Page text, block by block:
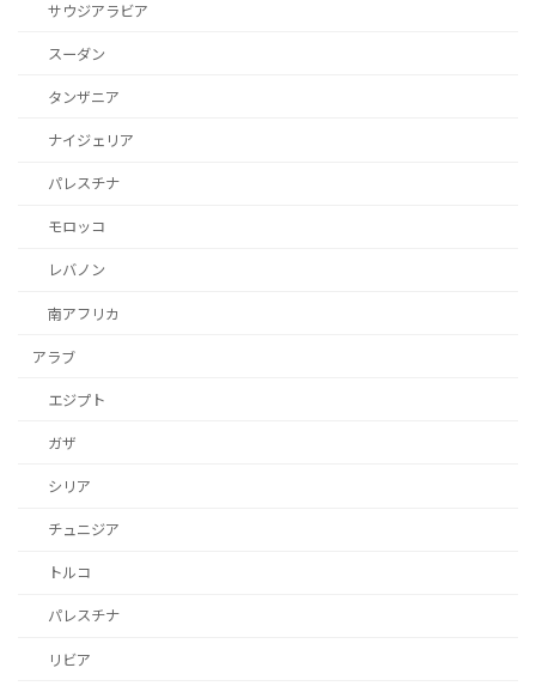
サウジアラビア
スーダン
タンザニア
ナイジェリア
パレスチナ
モロッコ
レバノン
南アフリカ
アラブ
エジプト
ガザ
シリア
チュニジア
トルコ
パレスチナ
リビア